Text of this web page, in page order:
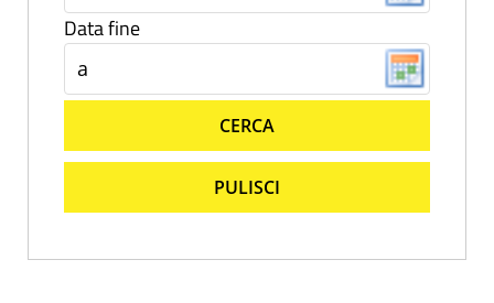
Data fine
CERCA
PULISCI